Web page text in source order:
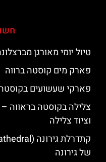
טיול יומי מאורגן
פארק מים קוסטה ברווה
פארקי שעשועים
צלילה בקוסטה בראווה –
וציוד צלילה
של גירונה